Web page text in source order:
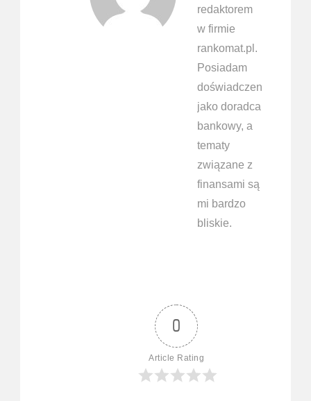
redaktorem
w firmie
rankomat.pl.
Posiadam
doświadczenie
jako doradca
bankowy, a
tematy
związane z
finansami są
mi bardzo
bliskie.
0
Article Rating